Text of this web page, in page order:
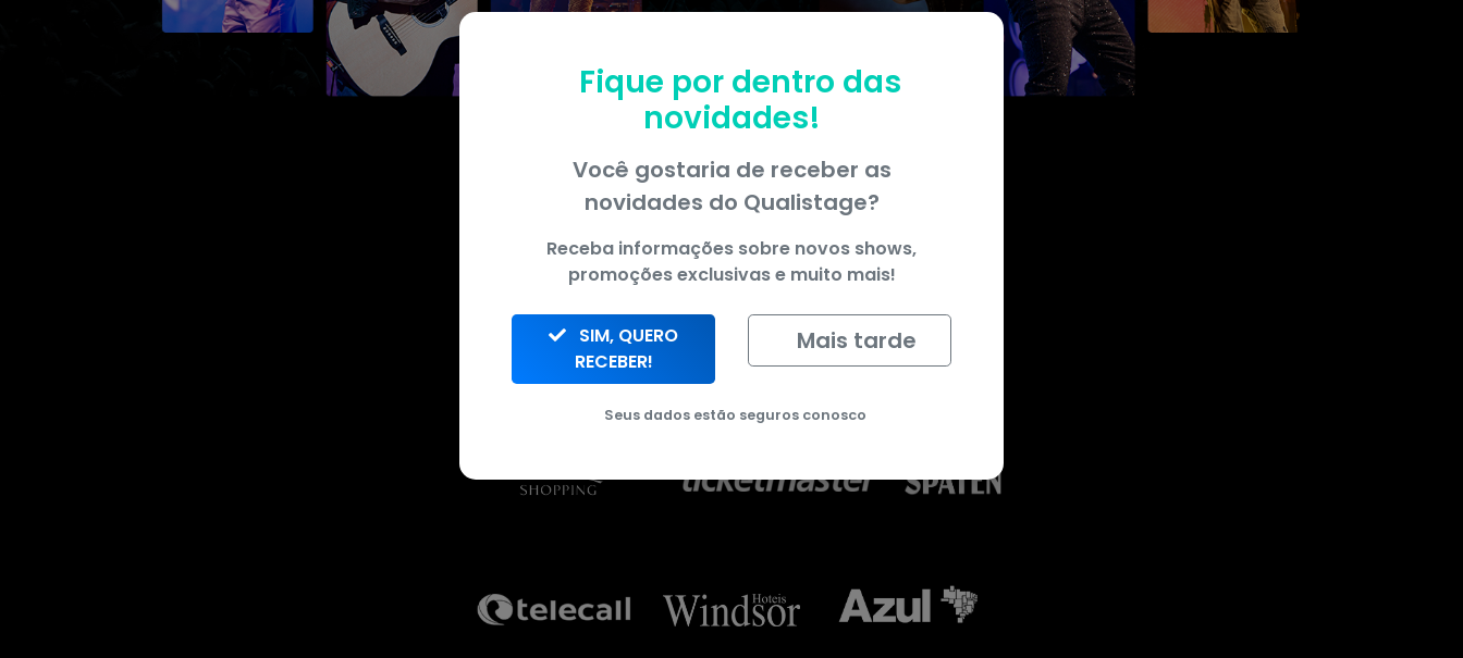
apresenta:
Fique por dentro das
novidades!
Você gostaria de receber as
novidades do Qualistage?
Receba informações sobre novos shows,
promoções exclusivas e muito mais!
RECEBER!
Mais tarde
Seus dados estão seguros conosco